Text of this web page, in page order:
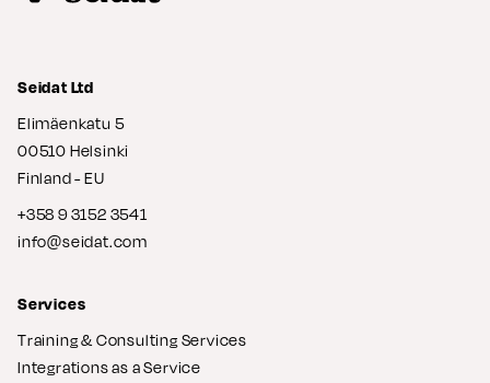
Seidat Ltd
Elimäenkatu 5
00510 Helsinki
Finland - EU
+358 9 3152 3541
info@seidat.com
Services
Training & Consulting Services
Integrations as a Service